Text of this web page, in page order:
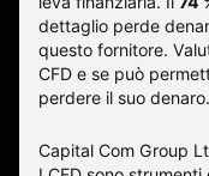
dettaglio perde
questo fornitore.
CFD e se può
perdere il suo denaro.
Capital Com Group